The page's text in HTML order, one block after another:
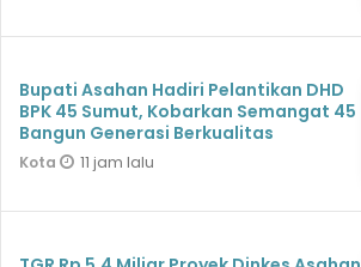
Bupati Asahan Hadiri Pelantikan DHD
BPK 45 Sumut, Kobarkan Semangat 45
Bangun Generasi Berkualitas
Kota 11 jam lalu